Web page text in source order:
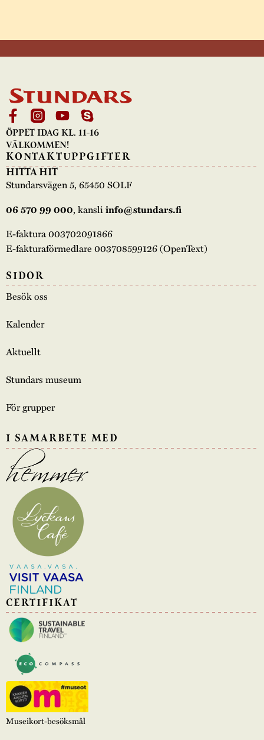
ÖPPET IDAG KL. 11-16
VÄLKOMMEN!
KONTAKTUPPGIFTER
HITTA HIT
Stundarsvägen 5, 65450 SOLF
06 570 99 000, kansliinfo@stundars.fi
E-faktura 003702091866
E-fakturaförmedlare 003708599126 (OpenText)
SIDOR
Besök oss
Kalender
Aktuellt
Stundars museum
För grupper
I SAMARBETE MED
CERTIFIKAT
Museikort-besöksmål